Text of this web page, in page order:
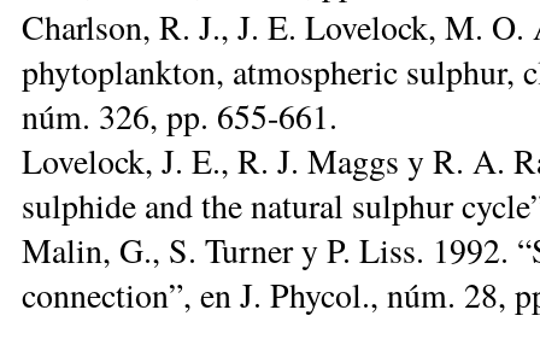
Charl­son, R. J., J. E. Lo­ve­lock, M. O.
phy­to­plank­ton, at­mos­phe­ric sulp­hur,
núm. 326, pp. 655-661.
Lo­ve­lock, J. E., R. J. Maggs y R. A.
sulp­hi­de and the na­tu­ral sulp­hur
Malin, G., S. Turner y P. Liss. 1992.
connection”, en J. Phycol., núm. 28,